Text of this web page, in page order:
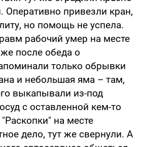
Оперативно привезли кран,
но помощь не успела.
рабочий умер на месте
после обеда о
только обрывки
и небольшая яма – там,
выкапывали из-под
с оставленной кем-то
на месте
дело, тут же свернули. А